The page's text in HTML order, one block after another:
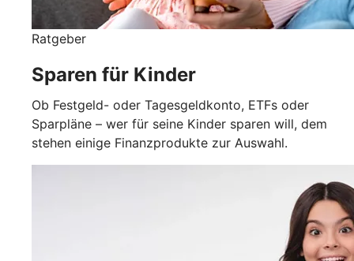
Ratgeber
Sparen für Kinder
Ob Festgeld- oder Tagesgeldkonto, ETFs oder
Sparpläne – wer für seine Kinder sparen will, dem
stehen einige Finanzprodukte zur Auswahl.